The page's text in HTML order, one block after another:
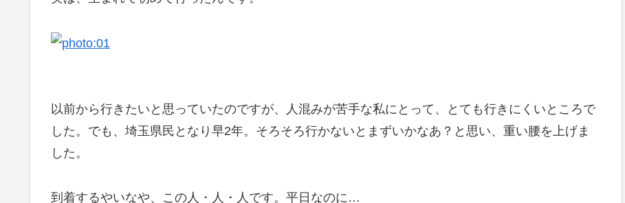
以前から行きたいと思っていたのですが、人混みが苦手な私にとって、とても行きにくいところで
した。でも、埼玉県民となり早2年。そろそろ行かないとまずいかなあ？と思い、重い腰を上げま
した。
到着するやいなや、この人・人・人です。平日なのに…